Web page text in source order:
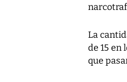
La
de 15 en
que